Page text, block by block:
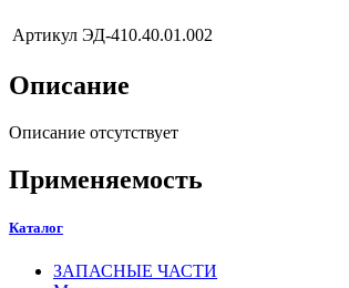
Артикул ЭД-410.40.01.002
Описание
Описание отсутствует
Применяемость
Каталог
ЗАПАСНЫЕ ЧАСТИ